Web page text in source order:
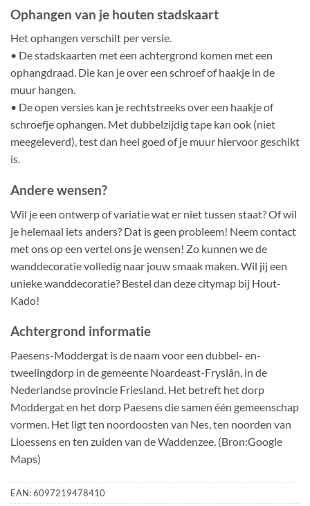
Ophangen van je houten stadskaart
Het ophangen verschilt per versie.
• De stadskaarten met een achtergrond komen met een
ophangdraad. Die kan je over een schroef of haakje in de
muur hangen.
• De open versies kan je rechtstreeks over een haakje of
schroefje ophangen. Met dubbelzijdig tape kan ook (niet
meegeleverd), test dan heel goed of je muur hiervoor geschikt
is.
Andere wensen?
Wil je een ontwerp of variatie wat er niet tussen staat? Of wil
je helemaal iets anders? Dat is geen probleem! Neem contact
met ons op een vertel ons je wensen! Zo kunnen we de
wanddecoratie volledig naar jouw smaak maken. Wil jij een
unieke wanddecoratie? Bestel dan deze citymap bij Hout-
Kado!
Achtergrond informatie
Paesens-Moddergat is de naam voor een dubbel- en-
tweelingdorp in de gemeente Noardeast-Fryslân, in de
Nederlandse provincie Friesland. Het betreft het dorp
Moddergat en het dorp Paesens die samen één gemeenschap
vormen. Het ligt ten noordoosten van Nes, ten noorden van
Lioessens en ten zuiden van de Waddenzee. (Bron:Google
Maps)
EAN:6097219478410